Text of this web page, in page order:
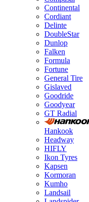
Continental
Cordiant
Delinte
DoubleStar
Dunlop
Falken
Formula
Fortune
General Tire
Gislaved
Goodride
Goodyear
GT Radial
Hankook
Headway
HIFLY
Ikon Tyres
Kapsen
Kormoran
Kumho
Landsail